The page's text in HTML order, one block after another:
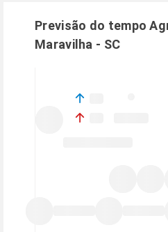
Previsão do tempo
Maravilha - SC